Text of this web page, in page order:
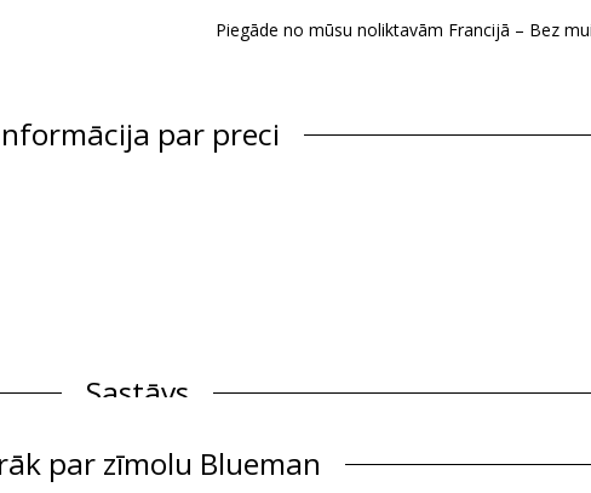
Piegāde no mūsu noliktavām Francijā – Bez
par preci
Sastāvs
par zīmolu Blueman